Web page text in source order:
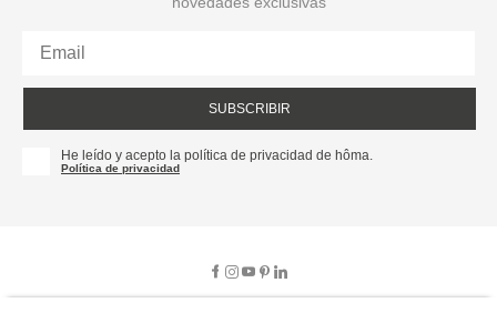
SUBSCRIBIR
He leído y acepto la política de privacidad de hôma.
Política de privacidad